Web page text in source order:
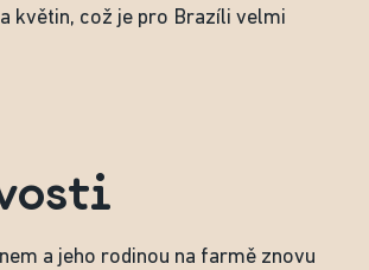
květin, což je pro Brazíli velmi
a jeho rodinou na farmě znovu